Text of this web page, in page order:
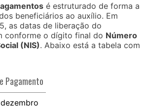
é estruturado de forma a
beneficiários ao auxílio. Em
as datas de liberação do
conforme o dígito final do Número
(NIS). Abaixo está a tabela com
Pagamento